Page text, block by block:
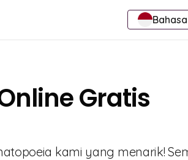
Gratis
kami yang menarik!